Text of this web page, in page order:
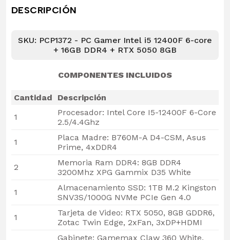
DESCRIPCIÓN
SKU: PCP1372 - PC Gamer Intel i5 12400F 6-core
+ 16GB DDR4 + RTX 5050 8GB
COMPONENTES INCLUIDOS
Cantidad
Descripción
1
Procesador: Intel Core I5-12400F 6-Core
2.5/4.4Ghz
1
Placa Madre: B760M-A D4-CSM, Asus
Prime, 4xDDR4
2
Memoria Ram DDR4: 8GB DDR4
3200Mhz XPG Gammix D35 White
1
Almacenamiento SSD: 1TB M.2 Kingston
SNV3S/1000G NVMe PCIe Gen 4.0
1
Tarjeta de Video: RTX 5050, 8GB GDDR6,
Zotac Twin Edge, 2xFan, 3xDP+HDMI
Gabinete: Gamemax Claw 360 White,